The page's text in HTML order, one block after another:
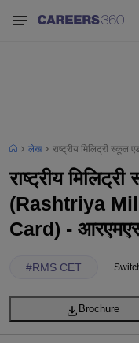
लेख राष्ट्रीय मिलिट्री
राष्ट्रीय
(Rashtriya
Card) - आरएमएस
#RMS CET
Brochure